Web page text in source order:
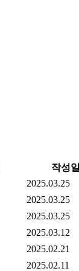
작성일
2025.03.25
2025.03.25
2025.03.25
2025.03.12
2025.02.21
2025.02.11